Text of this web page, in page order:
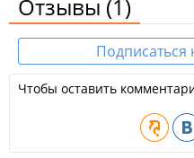
Отзывы (1)
Чтобы оставить